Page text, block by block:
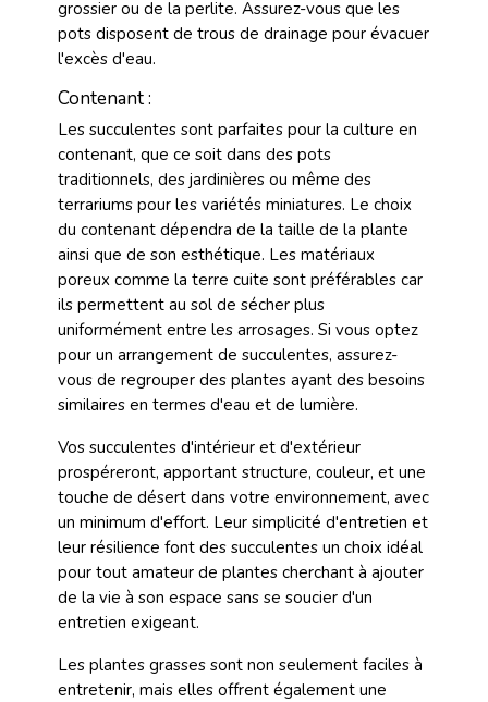
grossier ou de la perlite. Assurez-vous que les
pots disposent de trous de drainage pour évacuer
l'excès d'eau.
Contenant :
Les succulentes sont parfaites pour la culture en
contenant, que ce soit dans des pots
traditionnels, des jardinières ou même des
terrariums pour les variétés miniatures. Le choix
du contenant dépendra de la taille de la plante
ainsi que de son esthétique. Les matériaux
poreux comme la terre cuite sont préférables car
ils permettent au sol de sécher plus
uniformément entre les arrosages. Si vous optez
pour un arrangement de succulentes, assurez-
vous de regrouper des plantes ayant des besoins
similaires en termes d'eau et de lumière.
Vos succulentes d'intérieur et d'extérieur
prospéreront, apportant structure, couleur, et une
touche de désert dans votre environnement, avec
un minimum d'effort. Leur simplicité d'entretien et
leur résilience font des succulentes un choix idéal
pour tout amateur de plantes cherchant à ajouter
de la vie à son espace sans se soucier d'un
entretien exigeant.
Les plantes grasses sont non seulement faciles à
entretenir, mais elles offrent également une